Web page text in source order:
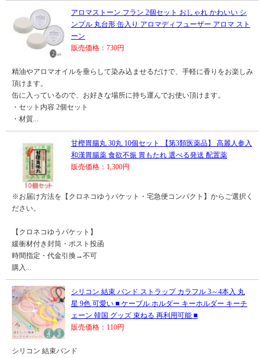
アロマストーン フラン 2個セット おしゃれ かわいい シ
ンプル 丸台形 缶入り アロマディフューザー アロマ スト
ーン
販売価格：730円
精油やアロマオイルを垂らして染み込ませるだけで、手軽に香りをお楽しみ
頂けます。
缶に入っているので、お好きな場所に持ち運んでお使い頂けます。
・セット内容 2個セット
・材質...
甘樫胃腸丸 30丸 10個セット 【第3類医薬品】 高麗人参入
和漢胃腸薬 食欲不振 胃もたれ 選べる発送 配置薬
販売価格：1,300円
※お届け方法を【クロネコゆうパケット・宅急便コンパクト】からご選択く
ださい。
【クロネコゆうパケット】
緩衝材付き封筒・ポスト投函
時間指定・代金引換→不可
購入...
シリコン 結束 バンド ストラップ カラフル 3～4本入 丸
星 9色 可愛い ■ ケーブル ホルダー キーホルダー キーチ
ェーン 韓国 グッズ 束ねる 再利用可能 ■
販売価格：110円
シリコン 結束バンド